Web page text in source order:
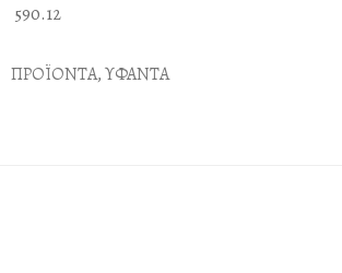
590.12
ΠΡΟΪΟΝΤΑ,ΥΦΑΝΤΑ